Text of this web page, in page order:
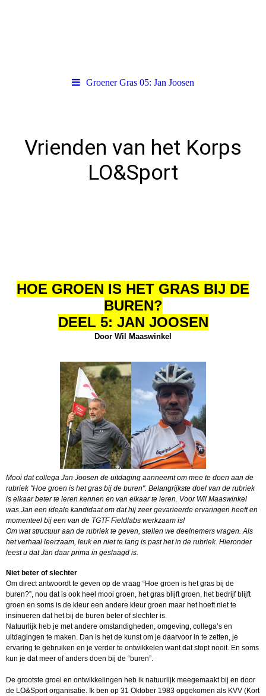
Groener Gras 05: Jan Joosen
Vrienden van het Korps
LO&Sport
HOE GROEN IS HET GRAS BIJ DE
BUREN?
DEEL 5: JAN JOOSEN
Door Wil Maaswinkel
Mooi dat collega Jan Joosen de uitdaging aanneemt om mee te doen aan de
rubriek "Hoe groen is het gras bij de buren". Belangrijkste doel van de rubriek
is elkaar beter te leren kennen en van elkaar te leren. Voor Wil Maaswinkel
was Jan een ideale kandidaat om dat hij zeer gevarieerde ervaringen heeft en
momenteel bij een van de TGTF Fieldlabs werkzaam is!
Om wat structuur aan de rubriek te geven, stellen we deelnemers vragen. Als
het verhaal leerzaam, leuk en niet te lang is past het in de rubriek. Hieronder
leest u dat Jan daar prima in geslaagd is.
Niet beter of slechter
Om direct antwoordt te geven op de vraag “Hoe groen is het gras bij de
buren?”, nou dat is ook heel mooi groen, het gras blijft groen, het bedrijf blijft
groen en soms is de kleur een andere kleur groen maar het hoeft niet te
insinueren dat het bij de buren beter of slechter is.
Natuurlijk heb je met andere omstandigheden, omgeving, collega’s en
uitdagingen te maken. Dan is het de kunst om je daarvoor in te zetten, je
ervaring te gebruiken en je verder te ontwikkelen want dat stopt nooit. En soms
kun je dat meer of anders doen bij de “buren”.
De grootste groei en ontwikkelingen heb ik natuurlijk meegemaakt bij en door
de LO&Sport organisatie. Ik ben op 31 Oktober 1983 opgekomen als KVV (Kort